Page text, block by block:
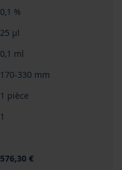
0,1 %
25 µl
0,1 ml
170-330 mm
1 pièce
1
576,30 €